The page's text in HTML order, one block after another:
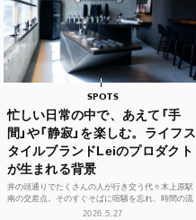
SPOTS
忙しい日常の中で、あえて「手
間」や「静寂」を楽しむ。ライフス
タイルブランドLeiのプロダクト
が生まれる背景
井の頭通りでたくさんの人が行き交う代々木上原駅
南の交差点。そのすぐそばに喧騒を忘れ、時間の流
れや感性をフラットに整えられる空間があります。
2026.5.27